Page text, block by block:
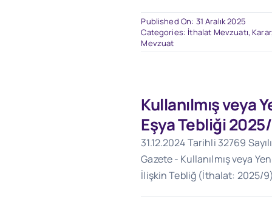
Published On: 31 Aralık 2025
Categories: İthalat Mevzuatı,
Mevzuat
Kullanılmış veya
Eşya Tebliği
31.12.2024 Tarihli 32769
Gazete - Kullanılmış veya
İlişkin Tebliğ (İthalat: 2025/